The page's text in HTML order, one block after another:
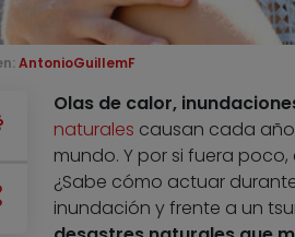
AntonioGuillemF
Olas de calor,
naturales causan cada
mundo. Y por si fuera poco,
¿Sabe cómo actuar
inundación y frente a un